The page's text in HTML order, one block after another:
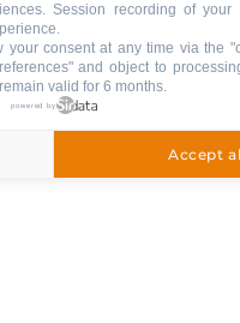
Session recording of your
your consent at any time via the
and object to
valid for 6 months.
powered by
Accept